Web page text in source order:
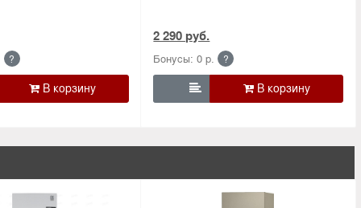
?
2 290 руб.
Бонусы: 0 р. ?
